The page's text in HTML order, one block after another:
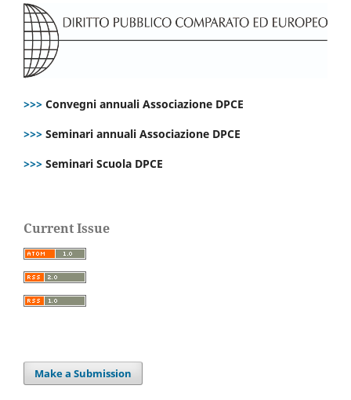
>>> Convegni annuali Associazione DPCE
>>> Seminari annuali Associazione DPCE
>>> Seminari Scuola DPCE
Current Issue
Make a Submission